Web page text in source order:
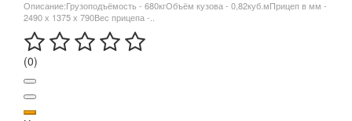
Описание:Грузоподъёмость - 680кгОбъём кузова - 0,82куб.мПрицеп в мм -
2490 х 1375 х 790Вес прицепа -..
(0)